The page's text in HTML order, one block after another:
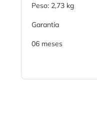
Peso: 2,73 kg
Garantia
06 meses